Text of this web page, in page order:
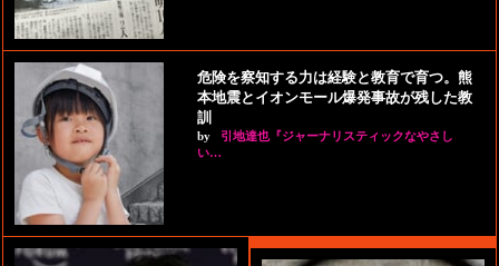
危険を察知する力は経験と教育で育つ。熊
本地震とイオンモール爆発事故が残した教
訓
by
引地達也『ジャーナリスティックなやさし
い…